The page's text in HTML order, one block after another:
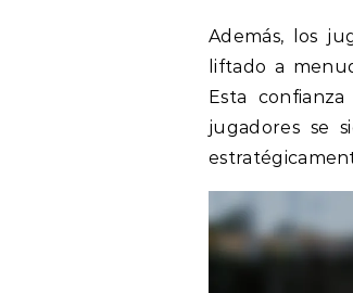
Además, los
liftado a
Esta
jugadores se